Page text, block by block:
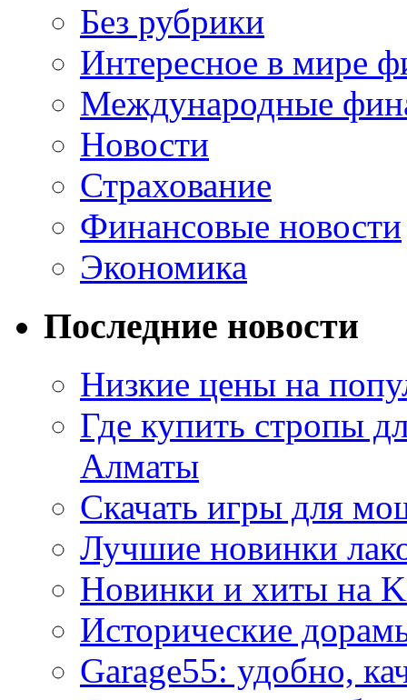
Без рубрики
Интересное в мире
Международные
Новости
Страхование
Финансовые новости
Экономика
Последние новости
Низкие цены на
Где купить стропы
Алматы
Скачать игры для
Лучшие новинки
Новинки и хиты на
Исторические
Garage55: удобно,